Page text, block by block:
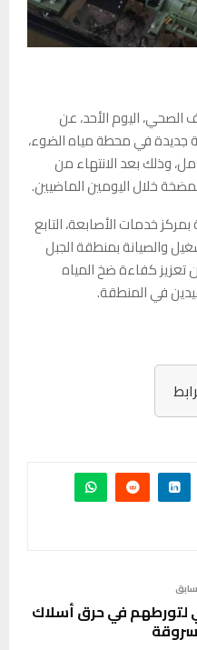
الصحي، اليوم الأحد، عن
جديدة في محطة مياه الضوء،
وذلك بعد الانتهاء من
خلال اليومين الماضيين.
خدمات الأصابعة، التابع
والصيانة بمنطقة الجبل
تعزيز كفاءة ضخ المياه
في المنطقة.
لتورطهم في حرق أسلاك